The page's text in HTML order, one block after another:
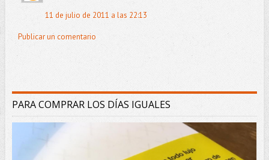
11 de julio de 2011 a las 22:13
Publicar un comentario
PARA COMPRAR LOS DÍAS IGUALES